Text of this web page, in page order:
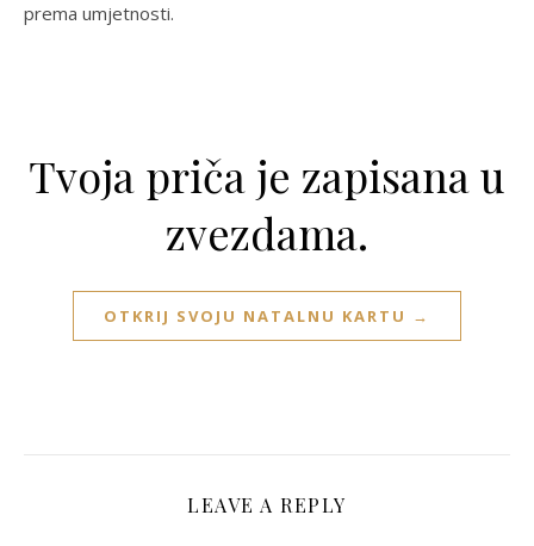
prema umjetnosti.
Tvoja priča je zapisana u
zvezdama.
OTKRIJ SVOJU NATALNU KARTU →
LEAVE A REPLY